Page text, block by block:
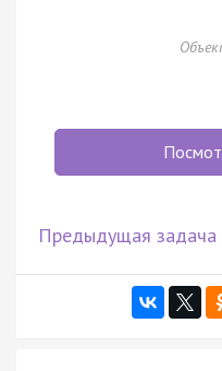
Предыдущая задача